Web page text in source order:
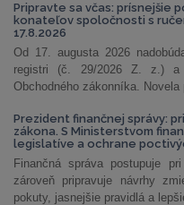
Pripravte sa včas: prísnejšie
konateľov spoločnosti s
17.8.2026
Od 17. augusta 2026
registri (č. 29/2026 Z. z.)
Obchodného zákonníka.
Prezident finančnej správy:
zákona. S Ministerstvom
legislatíve a ochrane
Finančná správa postupuje
zároveň pripravuje návrhy
pokuty, jasnejšie pravidlá a